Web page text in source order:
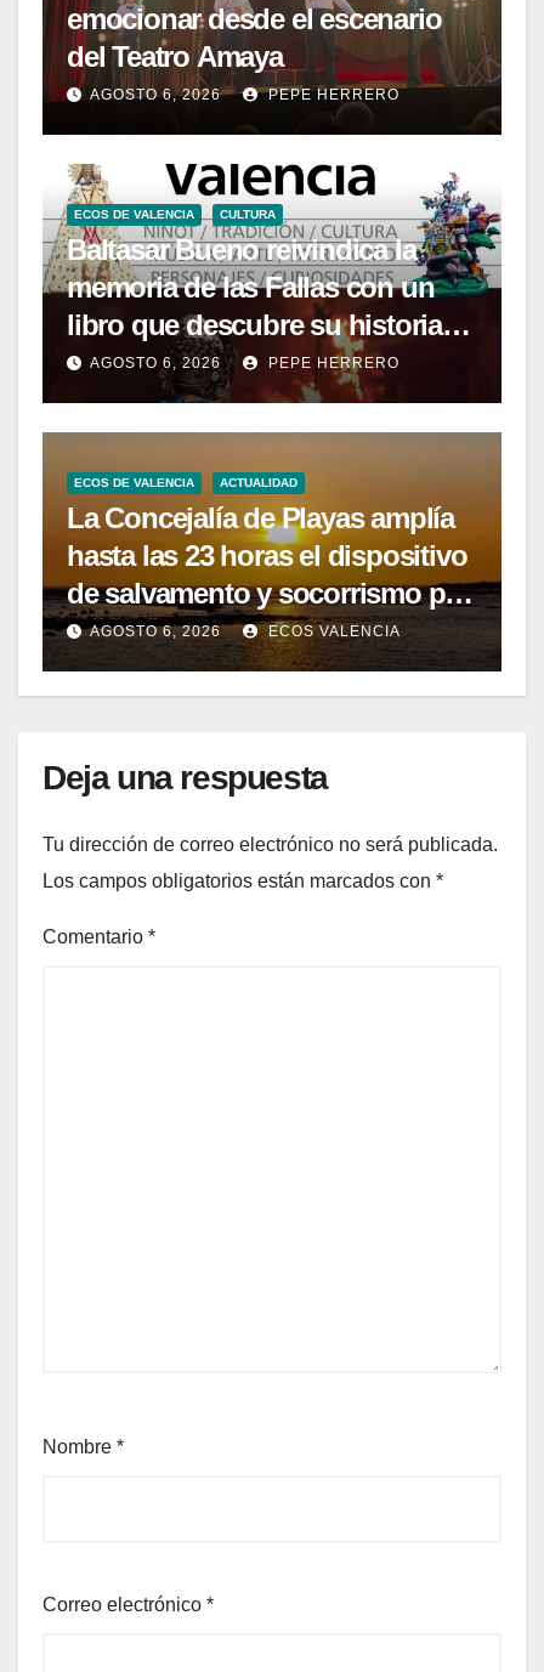
emocionar desde el escenario
del Teatro Amaya
AGOSTO 6, 2026 PEPE HERRERO
ECOS DE VALENCIA CULTURA
Baltasar Bueno reivindica la
memoria de las Fallas con un
libro que descubre su historia
menos conocida
AGOSTO 6, 2026 PEPE HERRERO
ECOS DE VALENCIA ACTUALIDAD
La Concejalía de Playas amplía
hasta las 23 horas el dispositivo
de salvamento y socorrismo por
el eclipse solar del 12 de agosto
AGOSTO 6, 2026 ECOS VALENCIA
Deja una respuesta
Tu dirección de correo electrónico no será publicada.
Los campos obligatorios están marcados con *
Comentario *
Nombre *
Correo electrónico *